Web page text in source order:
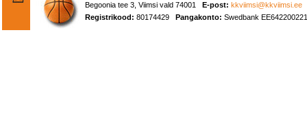
Begoonia tee 3, Viimsi vald 74001 E-post: kkviimsi@kkviimsi.ee
Registrikood: 80174429 Pangakonto: Swedbank